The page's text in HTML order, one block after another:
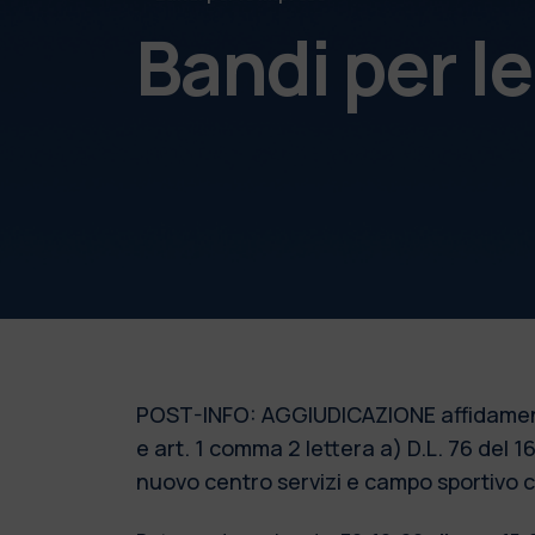
Bandi per
POST-INFO: AGGIUDICAZIONE
e art. 1 comma 2 lettera a) D.L. 76 del
nuovo centro servizi e campo sportivo